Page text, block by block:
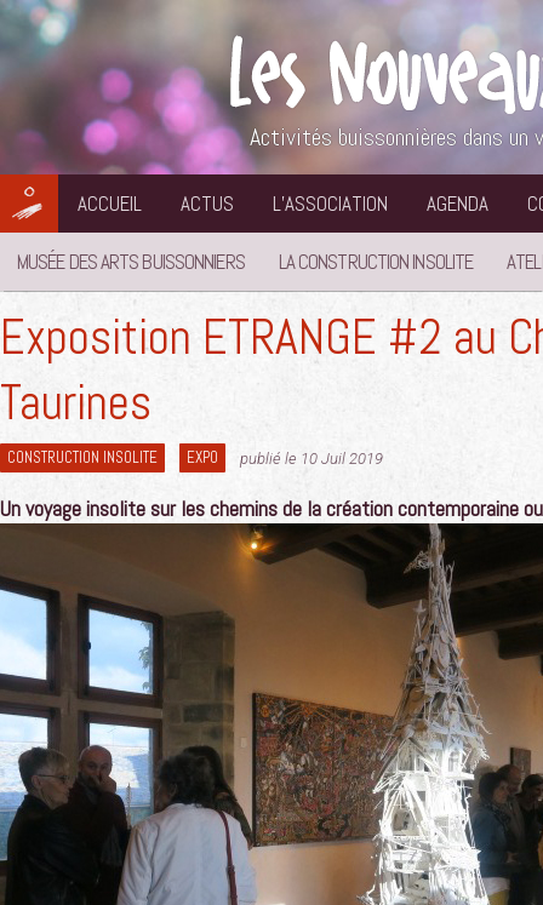
Aller
au
contenu
Activités buissonnières dans
ACCUEIL ACTUS L’ASSOCIATION AGENDA
MUSÉE DES ARTS BUISSONNIERS LA CONSTRUCTION INSOLITE
Exposition ETRANGE #2 au
Taurines
CONSTRUCTION INSOLITE EXPO publié le 10 Juil 2019
Un voyage insolite sur les chemins de la création contemporaine